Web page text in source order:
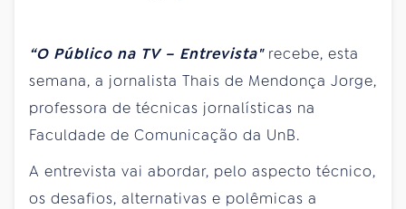
“O Público na TV – Entrevista" recebe, esta
semana, a jornalista Thais de Mendonça Jorge,
professora de técnicas jornalísticas na
Faculdade de Comunicação da UnB.
A entrevista vai abordar, pelo aspecto técnico,
os desafios, alternativas e polêmicas a